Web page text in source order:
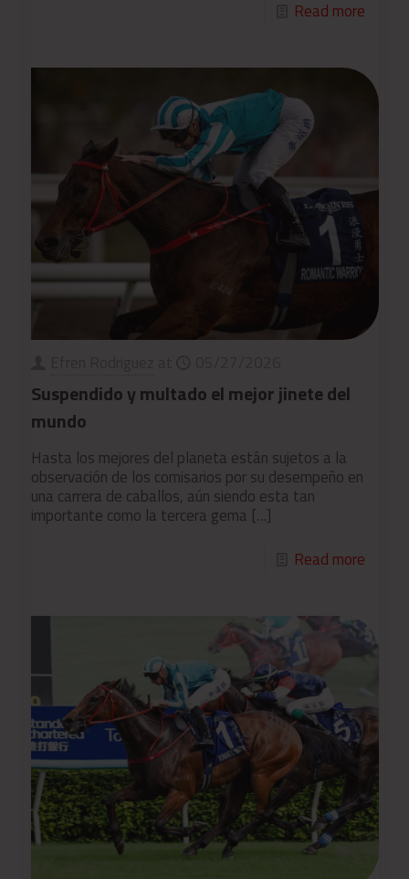
Read more
Suspendido y multado el mejor jinete del
mundo
Hasta los mejores del planeta están sujetos a la
observación de los comisarios por su desempeño en
una carrera de caballos, aún siendo esta tan
importante como la tercera gema […]
Read more